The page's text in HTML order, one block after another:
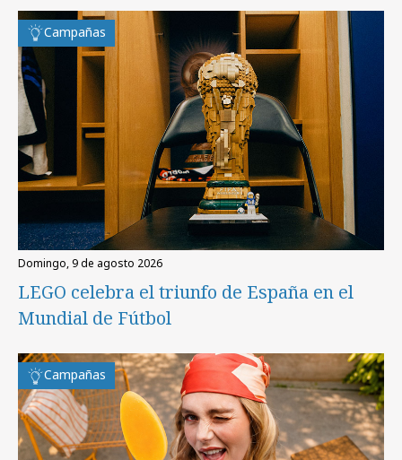
Campañas
domingo, 9 de agosto 2026
LEGO celebra el triunfo de España en el
Mundial de Fútbol
Campañas